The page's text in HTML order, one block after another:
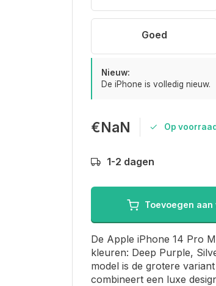
Goed
Nieuw:
De iPhone is volledig nieuw.
€NaN Op voorraad
1-2 dagen
Toevoegen
De Apple iPhone 14 Pro
kleuren: Deep Purple,
model is de grotere
combineert een luxe